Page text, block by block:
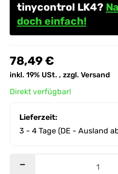
tinycontrol LK4?
doch einfach!
78,49 €
inkl. 19% USt. , zzgl. Versand
Direkt verfügbar!
Lieferzeit:
3 - 4 Tage (DE - Ausland